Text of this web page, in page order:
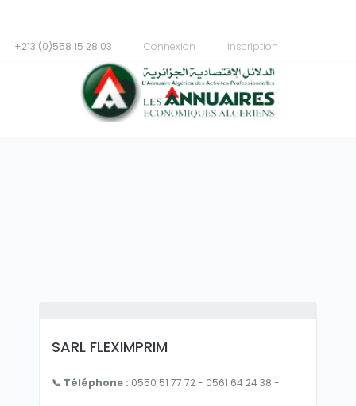
+213 (0)558 15 28 03 Connexion Inscription
SARL FLEXIMPRIM
📞 Téléphone : 0550 51 77 72 - 0561 64 24 38 -